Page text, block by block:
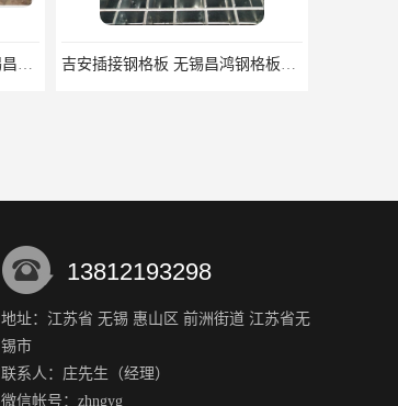
锡林郭勒盟钢格栅踏步板 无锡昌鸿钢格板有限公司 吉安插接钢格板 无锡昌鸿钢格板有限公司
庆阳镀锌钢格板 使用方便 表面干净整洁
13812193298
地址：江苏省 无锡 惠山区 前洲街道 江苏省无
锡市
联系人：庄先生 （经理）
微信帐号：zhngyg